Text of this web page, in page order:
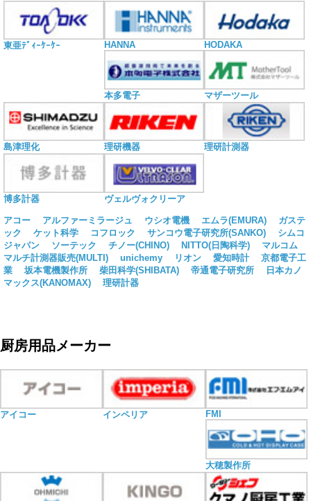
東亜ﾃﾞｨｰｹｰｹｰ HANNA HODAKA
本多電子 マザーツール
島津理化 理研機器 理研計測器
博多計器 ヴェルヴォクリーア
アコー アルファーミラージュ ウシオ電機 エムラ(EMURA)
ガステ
ック
ケット科学 コフロック サンコウ電子研究所(SANKO)
シムコ
ジャパン
ソーテック チノー(CHINO) NITTO(日陶科学)
マルコム
マルチ計測器販売(MULTI)
unichemy リオン 愛知時計
京都電子工
業
坂本電機製作所 柴田科学(SHIBATA) 帝通電子研究所
日本カノ
マックス(KANOMAX)
理研計器
厨房用品メーカー
アイコー インペリア FMI
大穂製作所